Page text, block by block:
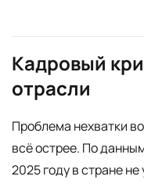
Кадровый
отрасли
Проблема нехватки
всё острее. По
2025 году в стране